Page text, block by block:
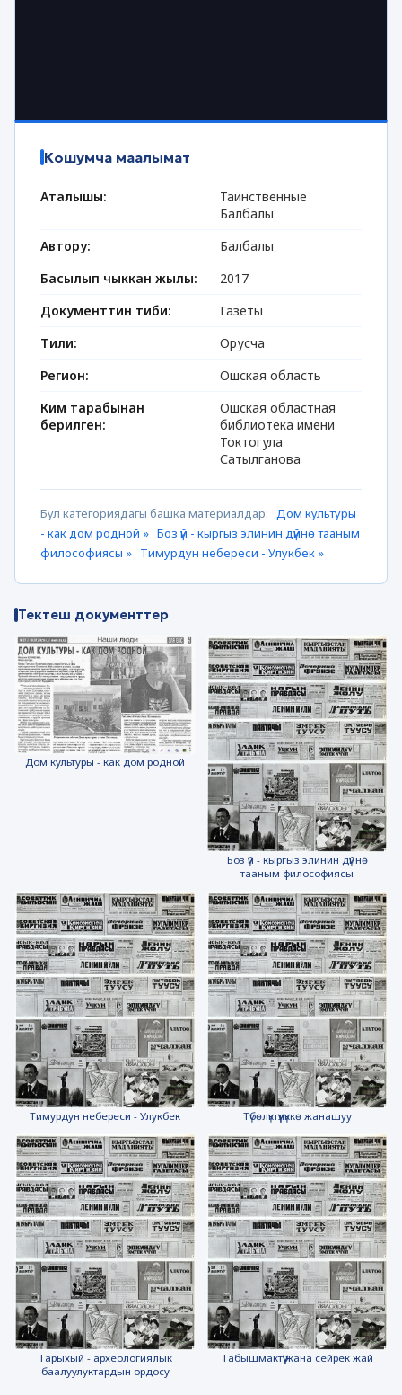
Кошумча маалымат
Аталышы:
Таинственные
Балбалы
Автору:
Балбалы
Басылып чыккан жылы:
2017
Документтин тиби:
Газеты
Тили:
Орусча
Регион:
Ошская область
Ким тарабынан
берилген:
Ошская областная
библиотека имени
Токтогула
Сатылганова
Бул категориядагы башка материалдар: Дом культуры
- как дом родной » Боз үй - кыргыз элинин дүйнө тааным
философиясы » Тимурдун небереси - Улукбек »
Тектеш документтер
Дом культуры - как дом родной
Боз үй - кыргыз элинин дүйнө
тааным философиясы
Тимурдун небереси - Улукбек Түбөлүктүүлүккө жанашуу
Тарыхый - археологиялык
баалуулуктардын ордосу
Табышмактүү жана сейрек жай